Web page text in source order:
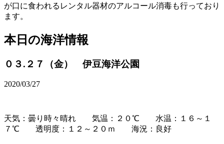
が口に食われるレンタル器材のアルコール消毒も行っており
ます。
本日の海洋情報
０３.２７（金） 伊豆海洋公園
2020/03/27
天気：曇り時々晴れ 気温：２０℃ 水温：１６～１
７℃ 透明度：１２～２０ｍ 海況：良好